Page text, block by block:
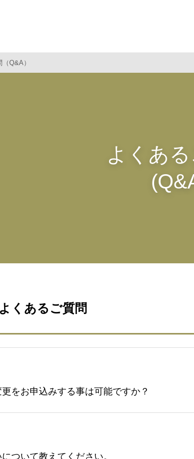
Q&A）
よくあ
くあるご質問
をお申込みする事は可能ですか？
ついて教えてください。